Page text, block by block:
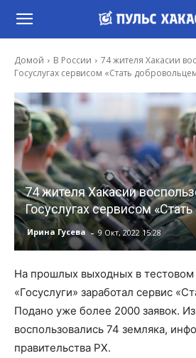
Домой В России
74 жителя Хакасии
Госуслугах сервисом «Стать
74 жителя Хакасии
Госуслугах сервисом
Ирина Гусева - 9 Окт, 2022 15:28
На прошлых выходных в
«Госуслуги» заработал сервис
Подано уже более 2000 заявок.
воспользовались 74 земляка,
правительства РХ.